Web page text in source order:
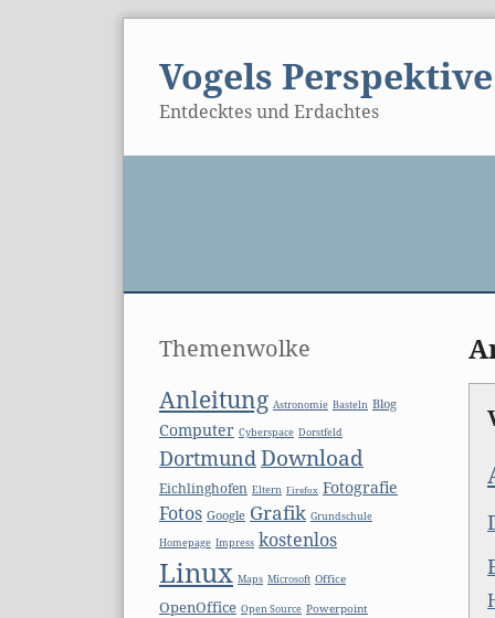
Vogels Perspektive
Entdecktes und Erdachtes
Seitenleiste
Themenwolke
Anleitung Astronomie Basteln Blog
Computer Cyberspace Dorstfeld
Dortmund Download
Eichlinghofen Eltern Firefox Fotografie
Fotos Google Grafik Grundschule
Homepage Impress kostenlos
Linux Maps Microsoft Office
OpenOffice Open Source Powerpoint